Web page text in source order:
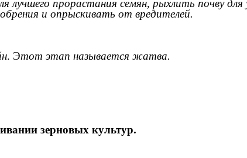
прорастания семян, рыхлить почву
и опрыскивать от вредителей.
. Этот этап называется жатва.
зерновых культур.